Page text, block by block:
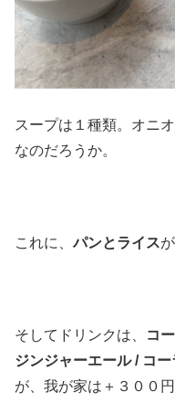
スープは１種類。オニ
なのだろうか。
これに、パンとライス
そしてドリンクは、
コ
ジンジャーエール / コ
が、我が家は＋３００